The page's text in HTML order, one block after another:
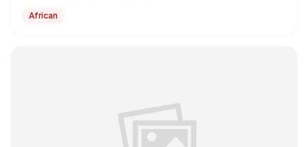
African